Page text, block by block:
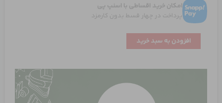
امکان خرید اقساطی با اسنپ پی
پرداخت در چهار قسط بدون کارمزد
تنظیمات
اولیه
بخش
افزودن به سبد خرید